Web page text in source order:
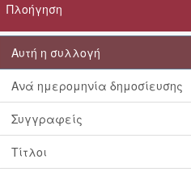
Πλοήγηση
Αυτή η συλλογή
Ανά ημερομηνία δημοσίευσης
Συγγραφείς
Τίτλοι